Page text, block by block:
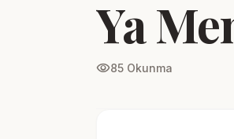
Ya
visibility85 Okunma